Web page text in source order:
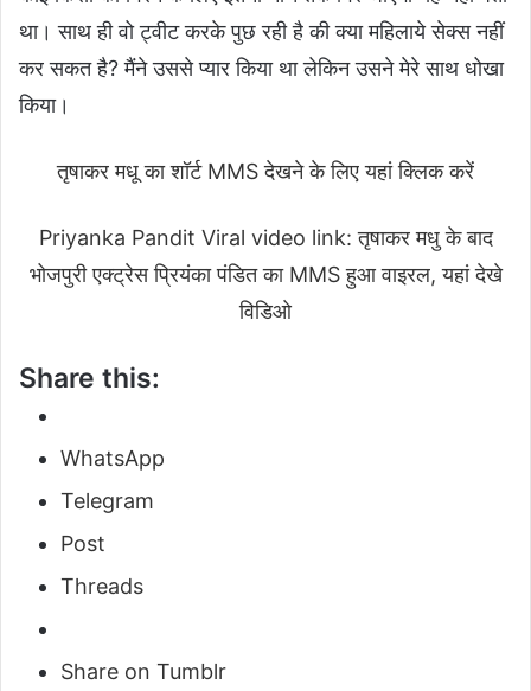
था। साथ ही वो ट्वीट करके पुछ रही है की क्या महिलाये सेक्स नहीं
कर सकत है? मैंने उससे प्यार किया था लेकिन उसने मेरे साथ धोखा
किया।
तृषाकर मधू का शॉर्ट MMS देखने के लिए यहां क्लिक करें
Priyanka Pandit Viral video link: तृषाकर मधु के बाद
भोजपुरी एक्ट्रेस प्रियंका पंडित का MMS हुआ वाइरल, यहां देखे
विडिओ
Share this:
WhatsApp
Telegram
Post
Threads
Share on Tumblr